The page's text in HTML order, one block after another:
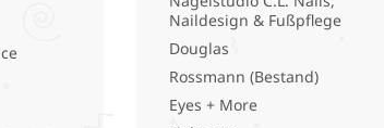
Naildesign & Fußpflege
Douglas
Rossmann (Bestand)
Eyes + More